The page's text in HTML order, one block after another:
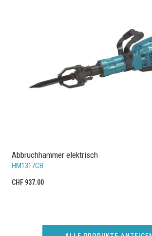
Abbruchhammer elektrisch
HM1317CB
CHF 937.00